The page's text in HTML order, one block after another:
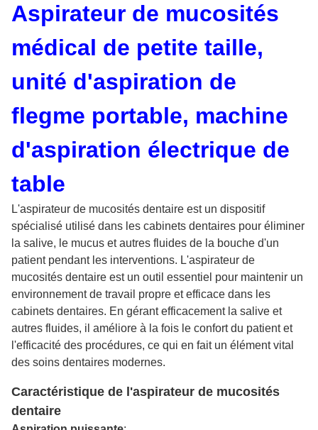
Aspirateur de mucosités
médical de petite taille,
unité d'aspiration de
flegme portable, machine
d'aspiration électrique de
table
L'aspirateur de mucosités dentaire est un dispositif
spécialisé utilisé dans les cabinets dentaires pour éliminer
la salive, le mucus et autres fluides de la bouche d'un
patient pendant les interventions. L'aspirateur de
mucosités dentaire est un outil essentiel pour maintenir un
environnement de travail propre et efficace dans les
cabinets dentaires. En gérant efficacement la salive et
autres fluides, il améliore à la fois le confort du patient et
l'efficacité des procédures, ce qui en fait un élément vital
des soins dentaires modernes.
Caractéristique de l'aspirateur de mucosités
dentaire